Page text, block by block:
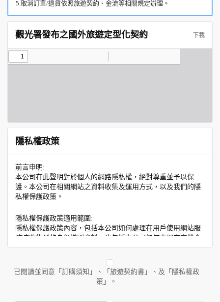
5.取消訂單/退貨依照旅遊契約、金流等相關規定辦理。
觀光署發布之國外旅遊定型化契約 下載
隱私權政策
前言申明:
本公司在此聲明對於個人的網路隱私權，絕對尊重並予以保
護。本公司在相關網站之資料收集及運用方式，以及我們的隱
私權保護政策。
隱私權保護政策適用範圍:
隱私權保護政策內容，包括本公司如何處理在用戶使用網站服
務時收集到的身份識別資料，也包括本公司如何處理在商業合
作與本公司合作時分享的任何身份識別資料。隱私權保護政策
人員。例如您透過本公司旗下網站上的廣告廠商連結，這些置
放連結的廠商也可能蒐集您個人的資料。對於您主動提供的個
人資訊，這些廣告廠商或連結網站有其個別的隱私權保護政
已閱讀並同意「訂購須知」、「旅遊契約書」、及「隱私權政
策」。